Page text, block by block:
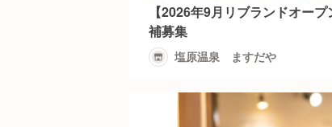
【2026年9月リブランドオー
補募集
塩原温泉 ますだや